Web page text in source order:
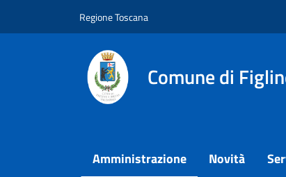
Regione Toscana
Comune di
Amministrazione Novità